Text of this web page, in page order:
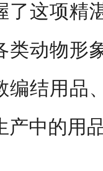
了这项精
类动物形
编结用品
产中的用